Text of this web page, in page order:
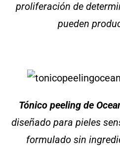
proliferación de
pueden
Tónico peeling de
diseñado para pieles
formulado sin